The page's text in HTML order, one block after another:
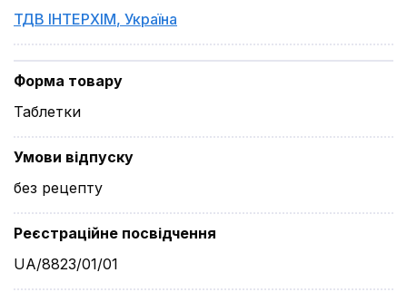
ТДВ ІНТЕРХІМ, Україна
Форма товару
Таблетки
Умови відпуску
без рецепту
Реєстраційне посвідчення
UA/8823/01/01